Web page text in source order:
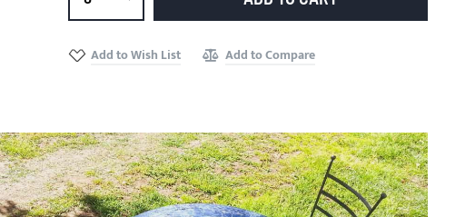
Select
Add to Wish List Add to Compare